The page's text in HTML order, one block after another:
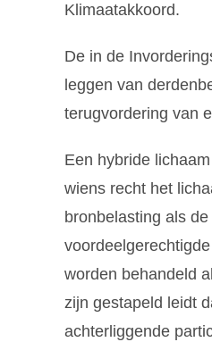
Klimaatakkoord.
De in de
leggen van
terugvordering van
Een hybride
wiens recht het
bronbelasting als
worden behandeld
zijn gestapeld leidt
achterliggende